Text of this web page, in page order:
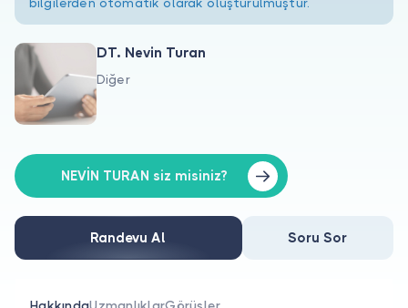
Hakkımızda
Doktorlar için
Doktor musunuz?
DT. Nevin Turan
Diğer
NEVİN TURAN siz misiniz?
Randevu Al Soru Sor
HakkındaUzmanlıklarGörüşler